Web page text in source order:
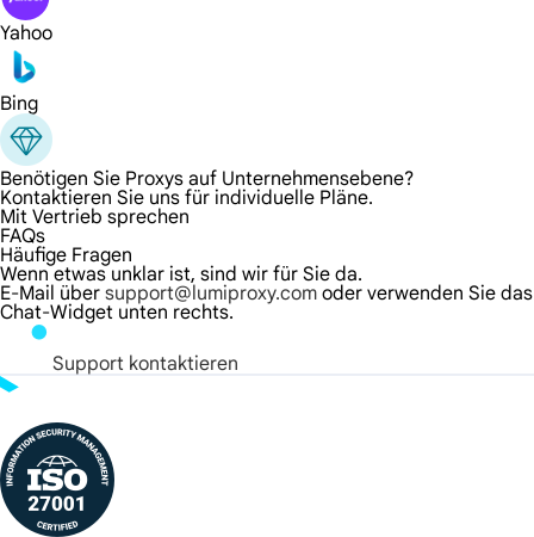
Yahoo
Bing
Benötigen Sie Proxys auf Unternehmensebene?
Kontaktieren Sie uns für individuelle Pläne.
Mit Vertrieb sprechen
FAQs
Häufige Fragen
Wenn etwas unklar ist, sind wir für Sie da.
E-Mail über support@lumiproxy.com oder verwenden Sie das
Chat-Widget unten rechts.
Support kontaktieren